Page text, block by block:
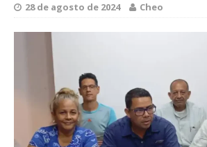
28 de agosto de 2024 Cheo